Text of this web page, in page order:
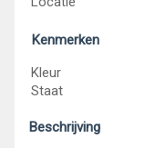
Kenmerken
Kleur
Staat
Beschrijving